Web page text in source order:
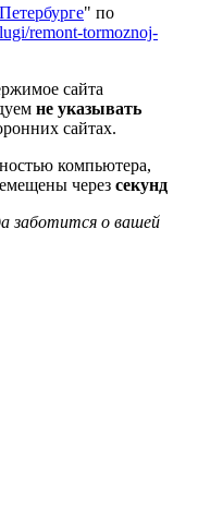
" по
remont-tormoznoj-
сайта
не указывать
сайтах.
компьютера,
через секунд
заботится о вашей